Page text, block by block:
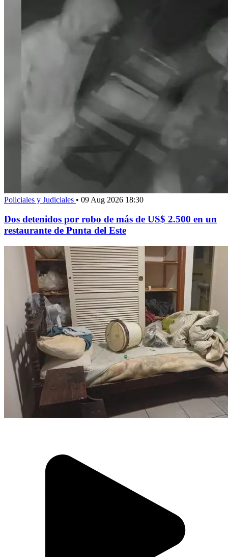
Policiales y Judiciales • 09 Aug 2026 18:30
Dos detenidos por robo de más de US$ 2.500 en un
restaurante de Punta del Este